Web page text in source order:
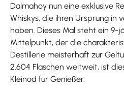
Dalmahoy nun eine exklusive
Whiskys, die ihren Ursprung in
haben. Dieses Mal steht ein 9-
Mittelpunkt, der die
Destillerie meisterhaft zur
2.604 Flaschen weltweit, ist
Kleinod für Genießer.